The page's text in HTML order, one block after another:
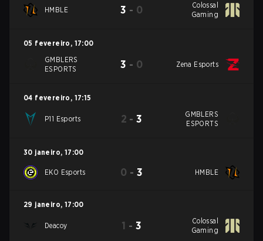
HMBLE 3 - 0
Colossal
Gaming
05 fevereiro , 17:00
GMBLERS
ESPORTS
3 - 0 Zena Esports
04 fevereiro , 17:15
P11 Esports 2 -3
GMBLERS
ESPORTS
30 janeiro, 17:00
EKO Esports 0 - 3 HMBLE
29 janeiro, 17:00
Deacoy 1 - 3
Colossal
Gaming